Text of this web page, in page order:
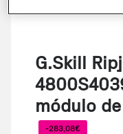
G.Skill
módulo
-283,08€